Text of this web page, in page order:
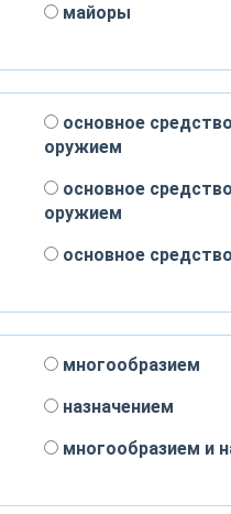
майоры
основное
оружием
основное
оружием
основное
многообразием
назначением
многообразием и